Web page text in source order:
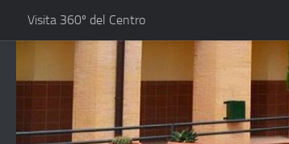
Saltar al contenido
Visita 360º del Centro